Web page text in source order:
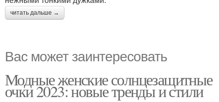
читать дальше →
Вас может заинтересовать
Модные женские солнцезащитные
очки 2023: новые тренды и стили